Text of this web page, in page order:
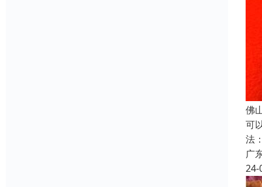
佛
可
法
广
24-